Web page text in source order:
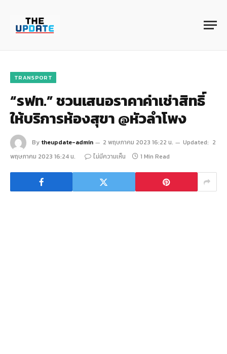
TRANSPORT
“รฟท.” ชวนเสนอราคาค่าเช่าสิทธิ์
ให้บริการห้องสุขา @หัวลำโพง
By theupdate-admin 2 พฤษภาคม 2023 16:22 น. Updated: 2
พฤษภาคม 2023 16:24 น.
ไม่มีความเห็น 1 Min Read